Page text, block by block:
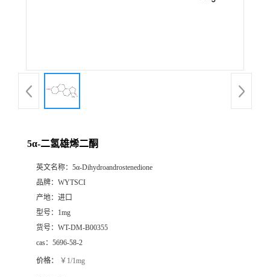
5α-二氢雄烯二酮
英文名称： 5α-Dihydroandrostenedione
品牌： WYTSCI
产地： 进口
型号： 1mg
货号： WT-DM-B00355
cas： 5696-58-2
价格： ￥1/1mg